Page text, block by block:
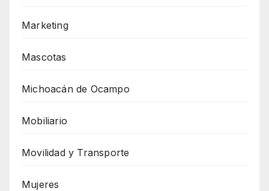
Marketing
Mascotas
Michoacán de Ocampo
Mobiliario
Movilidad y Transporte
Mujeres